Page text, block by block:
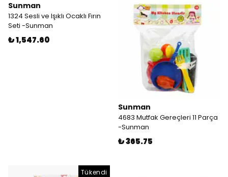
Sunman
1324 Sesli ve Işıklı Ocaklı Fırın
Seti -Sunman
₺ 1,547.60
Sunman
4683 Mutfak Gereçleri 11 Parça
-Sunman
₺ 365.75
Tükendi